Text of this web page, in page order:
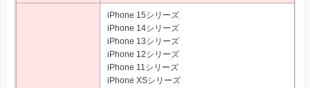
iPhone 15シリーズ
iPhone 14シリーズ
iPhone 13シリーズ
iPhone 12シリーズ
iPhone 11シリーズ
iPhone XSシリーズ